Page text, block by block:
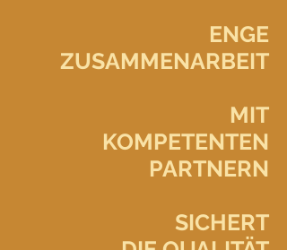
ENGE
ZUSAMMENARBEIT
MIT
KOMPETENTEN
PARTNERN
SICHERT